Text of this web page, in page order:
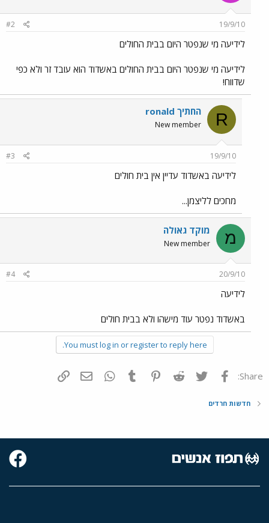
19/9/10
#2
לידיעה מי שנפטר היום בבית החולים
לידיעה מי שנפטר היום בבית החולים באשדוד הוא עובד זר ולא כפי
שדווח!
R ronald החתיך
New member
19/9/10
#3
לידיעה באשדוד עדיין אין בית חולים
מחכים לליצמן...
מ מוקד גאולה
New member
20/9/10
#4
לידיעה
באשדוד נפטר עוד מישהו ולא בבית חולים
You must log in or register to reply here.
Share: פייסבוק Twitter
Reddit
Pinterest
Tumblr
WhatsAppדואר אלקטרוני
חדשות חרדים